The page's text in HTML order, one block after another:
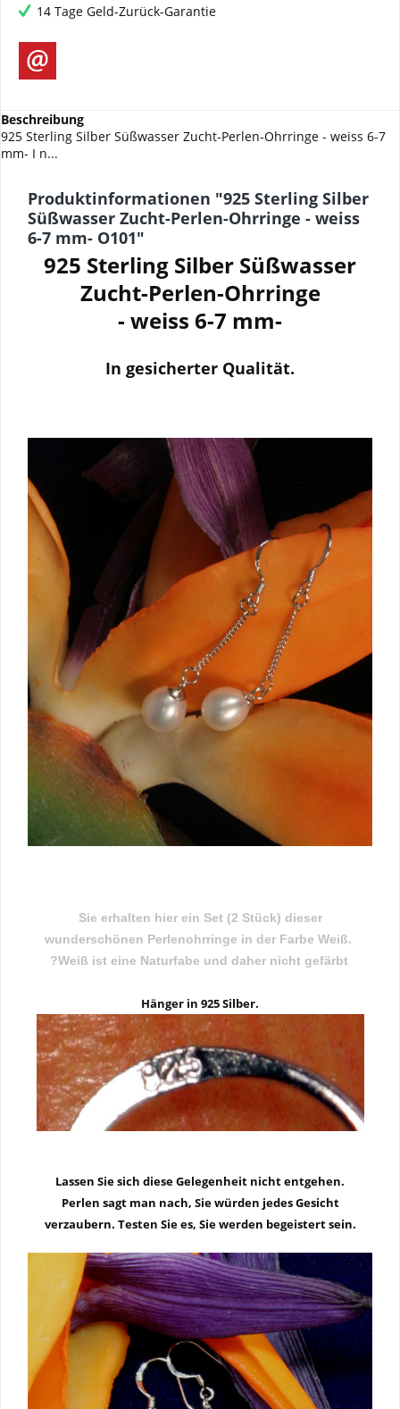
14 Tage Geld-Zurück-Garantie
Beschreibung
925 Sterling Silber Süßwasser Zucht-Perlen-Ohrringe - weiss 6-7
mm- I n...
Produktinformationen "925 Sterling Silber
Süßwasser Zucht-Perlen-Ohrringe - weiss
6-7 mm- O101"
925 Sterling Silber Süßwasser
Zucht-Perlen-Ohrringe
- weiss 6-7 mm-
In gesicherter Qualität.
Sie erhalten hier ein Set (2 Stück) dieser
wunderschönen Perlenohrringe in der Farbe Weiß.
?Weiß ist eine Naturfabe und daher nicht gefärbt
Hänger in 925 Silber.
Lassen Sie sich diese Gelegenheit nicht entgehen.
Perlen sagt man nach, Sie würden jedes Gesicht
verzaubern. Testen Sie es, Sie werden begeistert sein.